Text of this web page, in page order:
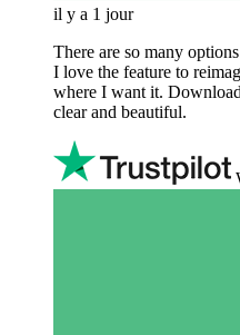
il y a 1 jour
There are so many
I love the feature to
where I want it.
clear and beautiful.